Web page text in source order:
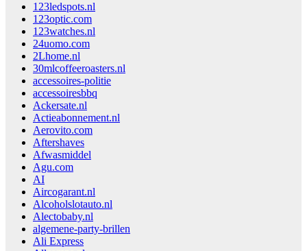
123ledspots.nl
123optic.com
123watches.nl
24uomo.com
2Lhome.nl
30mlcoffeeroasters.nl
accessoires-politie
accessoiresbbq
Ackersate.nl
Actieabonnement.nl
Aerovito.com
Aftershaves
Afwasmiddel
Agu.com
AI
Aircogarant.nl
Alcoholslotauto.nl
Alectobaby.nl
algemene-party-brillen
Ali Express